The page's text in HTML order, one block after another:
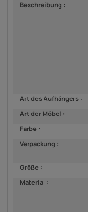
Beschreibung :
Art des Aufhängers :
Art der Möbel :
Farbe :
Verpackung :
Größe :
Material :